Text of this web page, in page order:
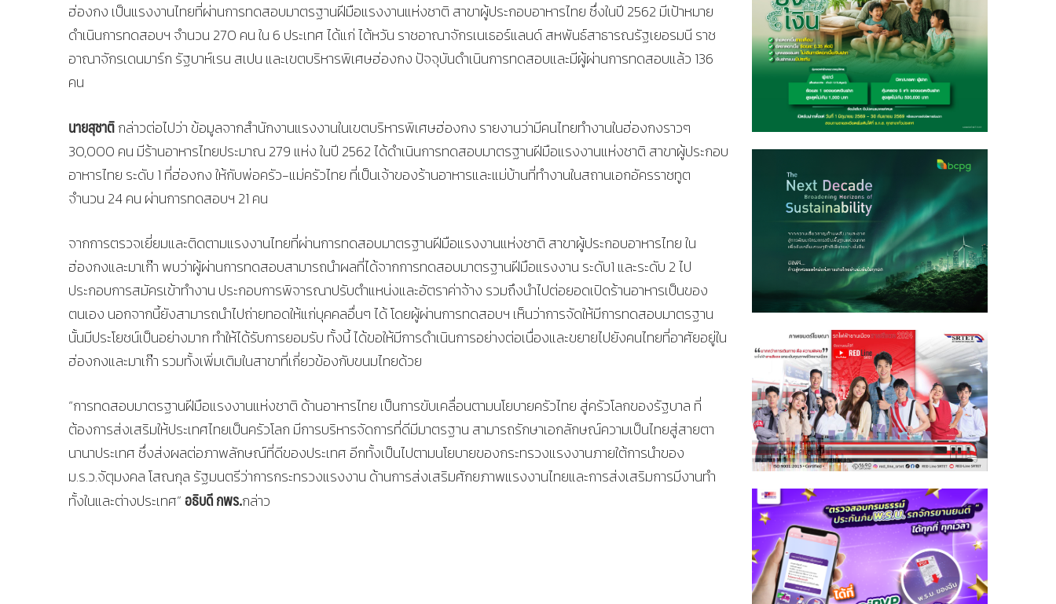
ฮ่องกง เป็นแรงงานไทยที่ผ่านการทดสอบมาตรฐานฝีมือแรงงานแห่งชาติ สาขาผู้ประกอบอาหารไทย ซึ่งในปี 2562 มีเป้าหมาย
ดำเนินการทดสอบฯ จำนวน 270 คน ใน 6 ประเทศ ได้แก่ ไต้หวัน ราชอาณาจักรเนเธอร์แลนด์ สหพันธ์สาธารณรัฐเยอรมนี ราช
อาณาจักรเดนมาร์ก รัฐบาห์เรน สเปน และเขตบริหารพิเศษฮ่องกง ปัจจุบันดำเนินการทดสอบและมีผู้ผ่านการทดสอบแล้ว 136
คน
นายสุชาติกล่าวต่อไปว่า ข้อมูลจากสำนักงานแรงงานในเขตบริหารพิเศษฮ่องกง รายงานว่ามีคนไทยทำงานในฮ่องกงราวๆ
30,000 คน มีร้านอาหารไทยประมาณ 279 แห่ง ในปี 2562 ได้ดำเนินการทดสอบมาตรฐานฝีมือแรงงานแห่งชาติ สาขาผู้ประกอบ
อาหารไทย ระดับ 1 ที่ฮ่องกง ให้กับพ่อครัว-แม่ครัวไทย ที่เป็นเจ้าของร้านอาหารและแม่บ้านที่ทำงานในสถานเอกอัครราชทูต
จำนวน 24 คน ผ่านการทดสอบฯ 21 คน
จากการตรวจเยี่ยมและติดตามแรงงานไทยที่ผ่านการทดสอบมาตรฐานฝีมือแรงงานแห่งชาติ สาขาผู้ประกอบอาหารไทย ใน
ฮ่องกงและมาเก๊า พบว่าผู้ผ่านการทดสอบสามารถนำผลที่ได้จากการทดสอบมาตรฐานฝีมือแรงงาน ระดับ1 และระดับ 2 ไป
ประกอบการสมัครเข้าทำงาน ประกอบการพิจารณาปรับตำแหน่งและอัตราค่าจ้าง รวมถึงนำไปต่อยอดเปิดร้านอาหารเป็นของ
ตนเอง นอกจากนี้ยังสามารถนำไปถ่ายทอดให้แก่บุคคลอื่นๆ ได้ โดยผู้ผ่านการทดสอบฯ เห็นว่าการจัดให้มีการทดสอบมาตรฐาน
นั้นมีประโยชน์เป็นอย่างมาก ทำให้ได้รับการยอมรับ ทั้งนี้ ได้ขอให้มีการดำเนินการอย่างต่อเนื่องและขยายไปยังคนไทยที่อาศัยอยู่ใน
ฮ่องกงและมาเก๊า รวมทั้งเพิ่มเติมในสาขาที่เกี่ยวข้องกับขนมไทยด้วย
“การทดสอบมาตรฐานฝีมือแรงงานแห่งชาติ ด้านอาหารไทย เป็นการขับเคลื่อนตามนโยบายครัวไทย สู่ครัวโลกของรัฐบาล ที่
ต้องการส่งเสริมให้ประเทศไทยเป็นครัวโลก มีการบริหารจัดการที่ดีมีมาตรฐาน สามารถรักษาเอกลักษณ์ความเป็นไทยสู่สายตา
นานาประเทศ ซึ่งส่งผลต่อภาพลักษณ์ที่ดีของประเทศ อีกทั้งเป็นไปตามนโยบายของกระทรวงแรงงานภายใต้การนำของ
ม.ร.ว.จัตุมงคล โสณกุล รัฐมนตรีว่าการกระทรวงแรงงาน ด้านการส่งเสริมศักยภาพแรงงานไทยและการส่งเสริมการมีงานทำ
ทั้งในและต่างประเทศ”อธิบดี กพร.กล่าว